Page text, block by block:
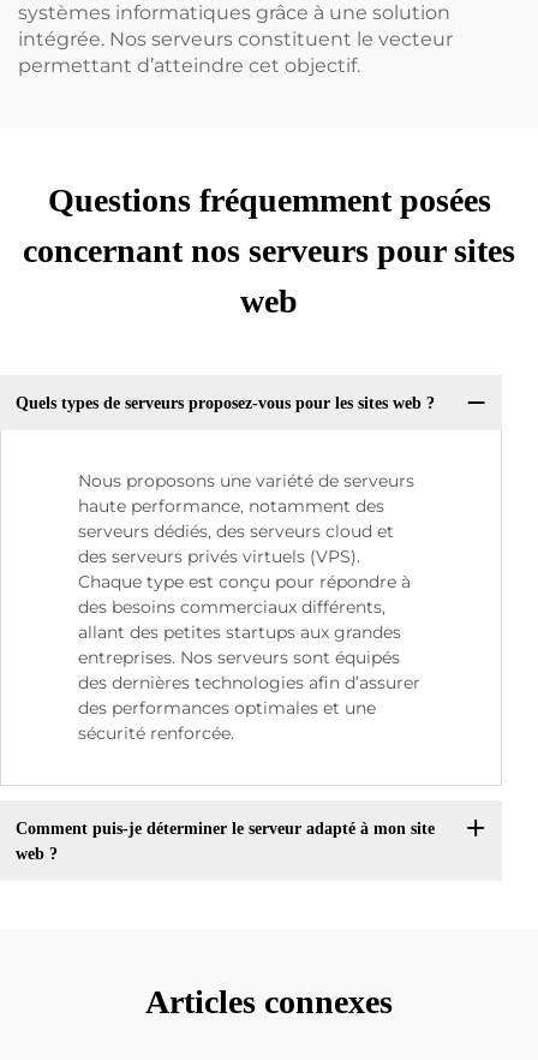
systèmes informatiques grâce à une solution
intégrée. Nos serveurs constituent le vecteur
permettant d’atteindre cet objectif.
Questions fréquemment posées
concernant nos serveurs pour sites
web
Quels types de serveurs proposez-vous pour les sites web ?
Nous proposons une variété de serveurs
haute performance, notamment des
serveurs dédiés, des serveurs cloud et
des serveurs privés virtuels (VPS).
Chaque type est conçu pour répondre à
des besoins commerciaux différents,
allant des petites startups aux grandes
entreprises. Nos serveurs sont équipés
des dernières technologies afin d’assurer
des performances optimales et une
sécurité renforcée.
Comment puis-je déterminer le serveur adapté à mon site
web ?
Articles connexes